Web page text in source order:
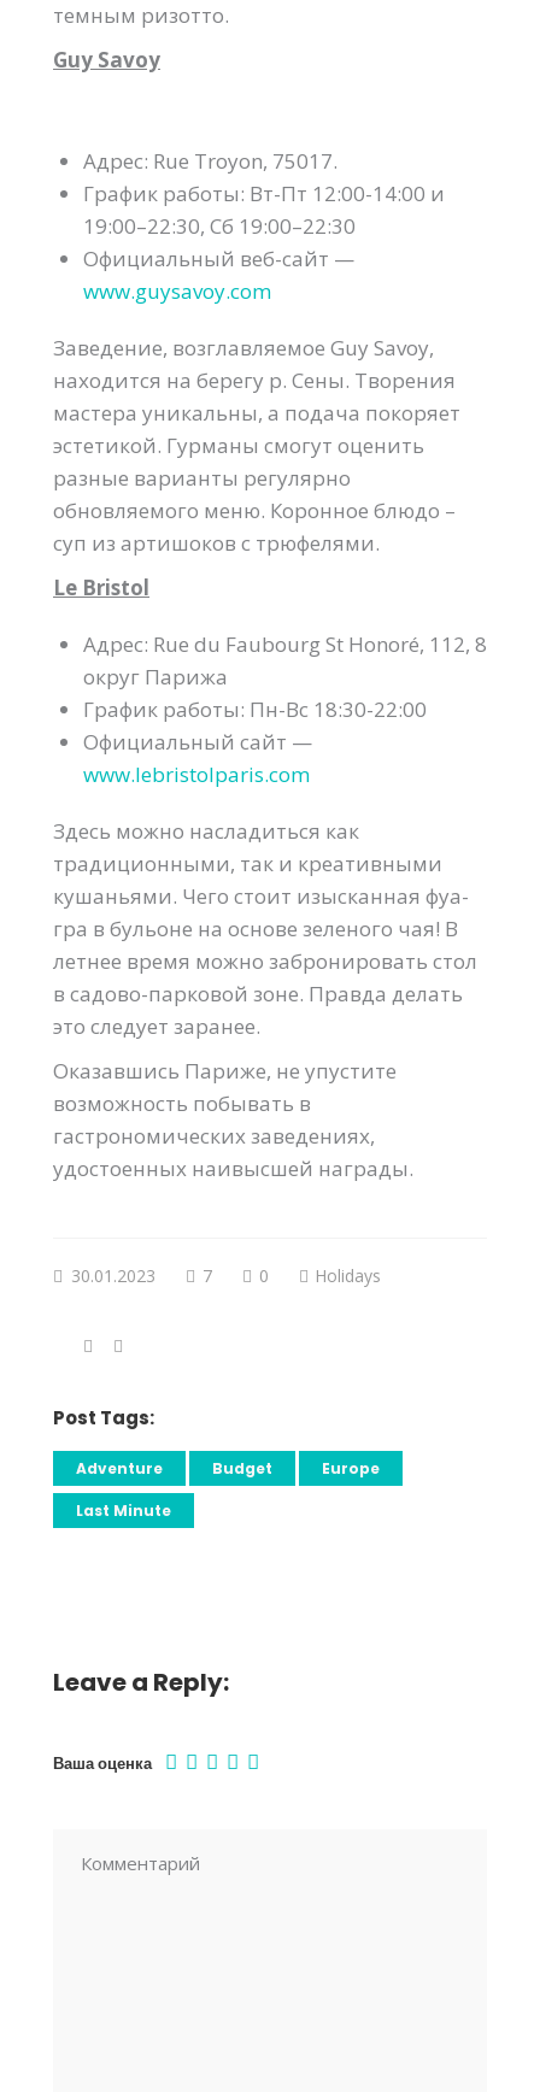
темным ризотто.
Guy Savoy
Адрес: Rue Troyon, 75017.
График работы: Вт-Пт 12:00-14:00 и
19:00–22:30, Сб 19:00–22:30
Официальный веб-сайт —
www.guysavoy.com
Заведение, возглавляемое Guy Savoy,
находится на берегу р. Сены. Творения
мастера уникальны, а подача покоряет
эстетикой. Гурманы смогут оценить
разные варианты регулярно
обновляемого меню. Коронное блюдо –
суп из артишоков с трюфелями.
Le Bristol
Адрес: Rue du Faubourg St Honoré, 112, 8
округ Парижа
График работы: Пн-Вс 18:30-22:00
Официальный сайт —
www.lebristolparis.com
Здесь можно насладиться как
традиционными, так и креативными
кушаньями. Чего стоит изысканная фуа-
гра в бульоне на основе зеленого чая! В
летнее время можно забронировать стол
в садово-парковой зоне. Правда делать
это следует заранее.
Оказавшись Париже, не упустите
возможность побывать в
гастрономических заведениях,
удостоенных наивысшей награды.
30.01.2023 7 0 Holidays
Post Tags:
Adventure Budget Europe
Last Minute
Leave a Reply:
Ваша оценка